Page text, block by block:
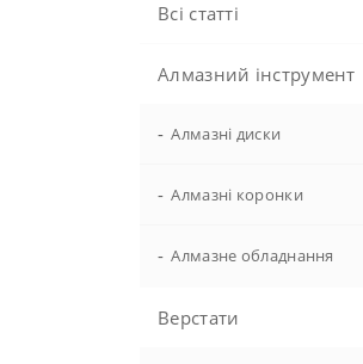
Всі статті
Алмазний інструмент
- Алмазні диски
- Алмазні коронки
- Алмазне обладнання
Верстати